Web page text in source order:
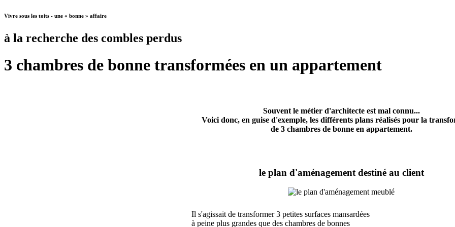
Vivre sous les toits - une « bonne » affaire
à la recherche des combles perdus
3 chambres de bonne transformées en un appartement
Souvent le métier d'architecte est mal connu...
Voici donc, en guise d'exemple, les différents plans réalisés pour la
de 3 chambres de bonne en appartement.
le plan d'aménagement destiné au client
Il s'agissait de transformer 3 petites surfaces mansardées
à peine plus grandes que des chambres de bonnes